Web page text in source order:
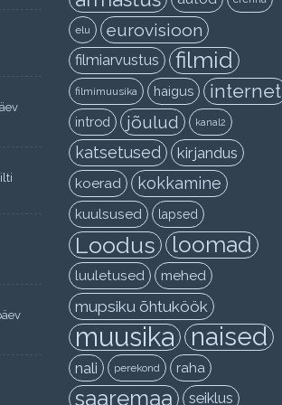
elu eurovisioon
filmiarvustus filmid
filmimuusika haigus internet
introd jõulud kanal2
katsetused kirjandus
koerad kokkamine
kuulsused lapsed
Loodus loomad
luuletused mehed
mupsiku õhtuköök
muusika naised
nali perekond raha
saaremaa seiklus